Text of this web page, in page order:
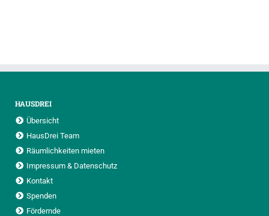
HAUSDREI
Übersicht
HausDrei Team
Räumlichkeiten mieten
Impressum & Datenschutz
Kontakt
Spenden
Fördernde